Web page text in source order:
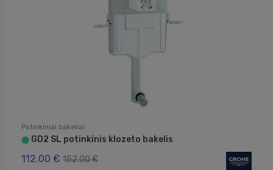
Potinkiniai bakeliai
⬤ GD2 SL potinkinis klozeto bakelis
112.00 € 152.00 €